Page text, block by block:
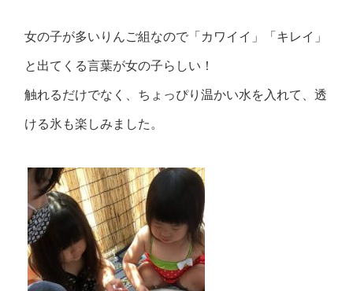
女の子が多いりんご組なので「カワイイ」「キレイ」
と出てくる言葉が女の子らしい！
触れるだけでなく、ちょっぴり温かい水を入れて、透
ける氷も楽しみました。